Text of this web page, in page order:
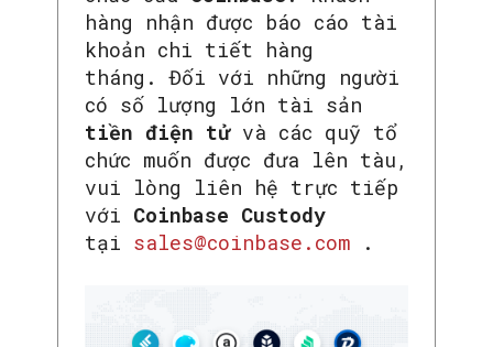
hàng nhận được báo cáo tài
khoản chi tiết hàng
tháng. Đối với những người
có số lượng lớn tài sản
tiền điện tửvà các quỹ tổ
chức muốn được đưa lên tàu,
vui lòng liên hệ trực tiếp
với Coinbase Custody
tại sales@coinbase.com .